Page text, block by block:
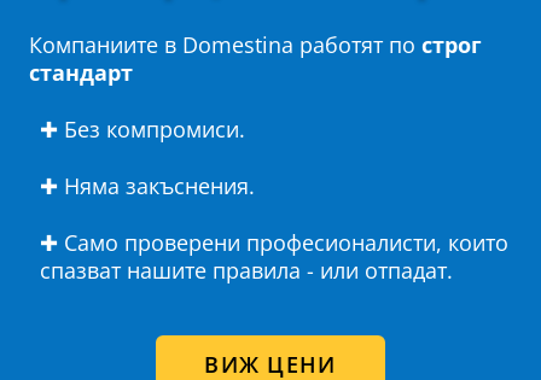
Компаниите в Domestina работят по строг
стандарт
✚ Без компромиси.
✚ Няма закъснения.
✚ Само проверени професионалисти, които
спазват нашите правила - или отпадат.
ВИЖ ЦЕНИ